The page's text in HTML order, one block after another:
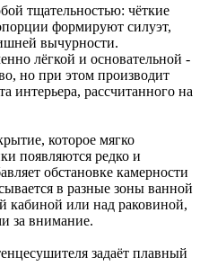
тщательностью: чёткие
формируют силуэт,
вычурности.
лёгкой и основательной -
но при этом производит
интерьера, рассчитанного на
которое мягко
появляются редко и
обстановке камерности
в разные зоны ванной
кабиной или над раковиной,
за внимание.
задаёт плавный